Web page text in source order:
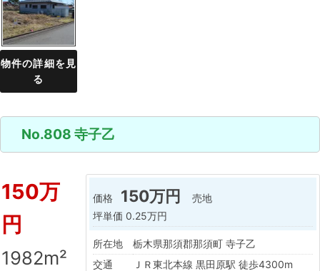
物件の詳細を見
る
No.808 寺子乙
150万
円
1982m²
価格 150万円
売地
坪単価 0.25万円
所在地
栃木県那須郡那須町 寺子乙
交通
ＪＲ東北本線 黒田原駅 徒歩4300m